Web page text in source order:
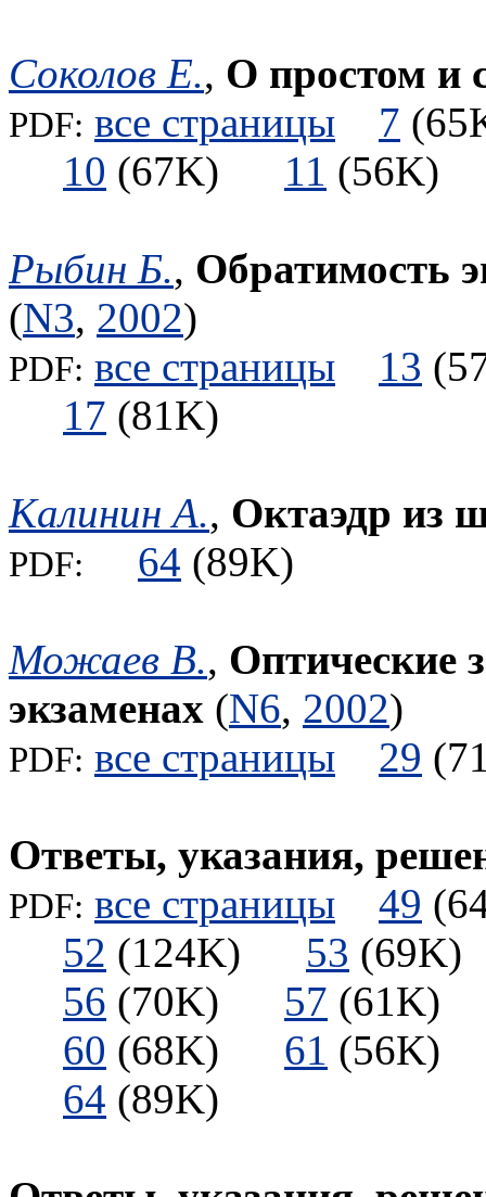
Соколов Е., О простом и
PDF: все страницы 7
10 (67K) 11
Рыбин Б., Обратимость
(N3, 2002)
PDF: все страницы 13
17 (81K)
Калинин А., Октаэдр из
PDF: 64 (89K)
Можаев В., Оптические
экзаменах (N6, 2002)
PDF: все страницы 29
Ответы, указания,
PDF: все страницы 49
52 (124K) 53
56 (70K) 57
60 (68K) 61
64 (89K)